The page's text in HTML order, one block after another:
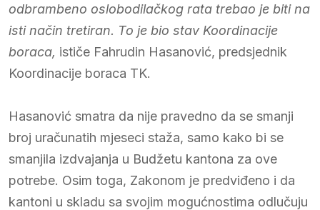
odbrambeno oslobodilačkog rata trebao je biti na
isti način tretiran. To je bio stav Koordinacije
boraca, ističe Fahrudin Hasanović, predsjednik
Koordinacije boraca TK.
Hasanović smatra da nije pravedno da se smanji
broj uračunatih mjeseci staža, samo kako bi se
smanjila izdvajanja u Budžetu kantona za ove
potrebe. Osim toga, Zakonom je predviđeno i da
kantoni u skladu sa svojim mogućnostima odlučuju